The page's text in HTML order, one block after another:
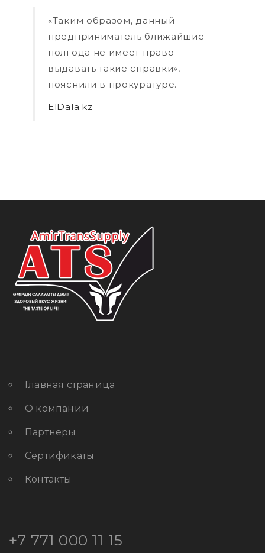
«Таким образом, данный
предприниматель ближайшие
полгода не имеет право
выдавать такие справки», —
пояснили в прокуратуре.
ElDala.kz
Главная страница
О компании
Партнеры
Сертификаты
Контакты
+7 771 000 11 15